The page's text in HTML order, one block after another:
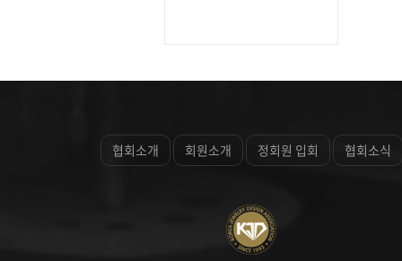
협회소개 회원소개 정회원 입회 협회소식